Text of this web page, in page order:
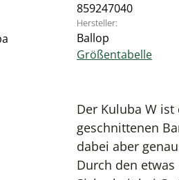
859247040
Hersteller:
Ballop
Größentabelle
Der Kuluba W
geschnittenen
dabei aber
Durch den